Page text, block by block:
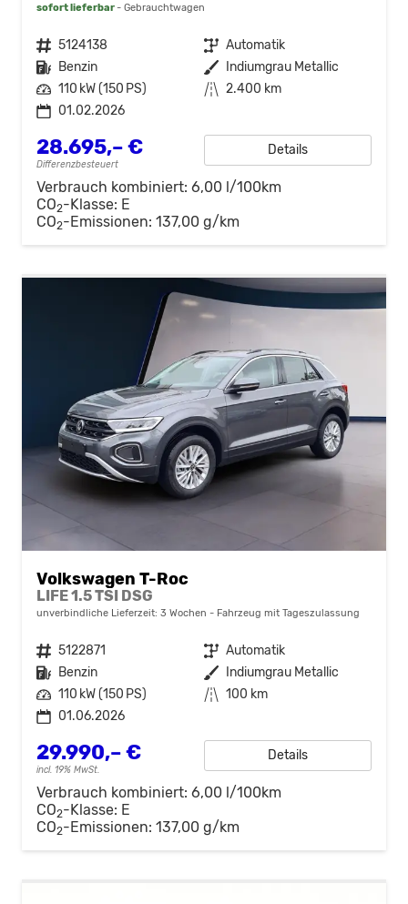
sofort lieferbar Gebrauchtwagen
Fahrzeugnr. 5124138 Getriebe Automatik
Kraftstoff Benzin Außenfarbe
Indiumgrau Metallic
Leistung 110 kW (150 PS) Kilometerstand 2.400 km
01.02.2026
28.695,– €
Differenzbesteuert
Details
Verbrauch kombiniert: 6,00 l/100km
CO2-Klasse: E
CO2-Emissionen: 137,00 g/km
Volkswagen T-Roc
LIFE 1.5 TSI DSG
unverbindliche Lieferzeit: 3 Wochen Fahrzeug mit Tageszulassung
Fahrzeugnr. 5122871 Getriebe Automatik
Kraftstoff Benzin Außenfarbe
Indiumgrau Metallic
Leistung 110 kW (150 PS) Kilometerstand 100 km
01.06.2026
29.990,– €
incl. 19% MwSt.
Details
Verbrauch kombiniert: 6,00 l/100km
CO2-Klasse: E
CO2-Emissionen: 137,00 g/km